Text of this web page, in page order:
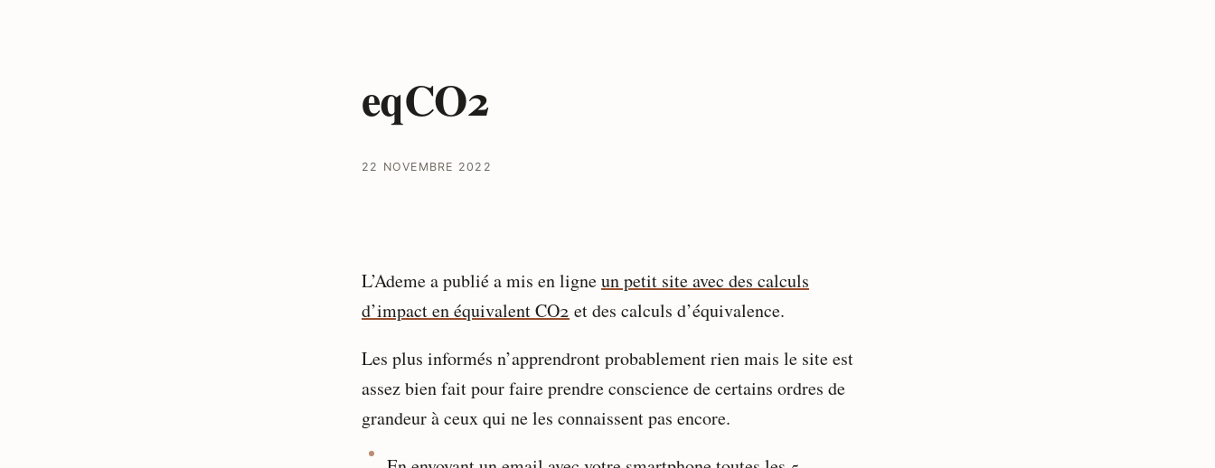
eqCO2
22 NOVEMBRE 2022
L’Ademe a publié a mis en ligneun petit site avec des calculs
d’impact en équivalent CO2 et des calculs d’équivalence.
Les plus informés n’apprendront probablement rien mais le site est
assez bien fait pour faire prendre conscience de certains ordres de
grandeur à ceux qui ne les connaissent pas encore.